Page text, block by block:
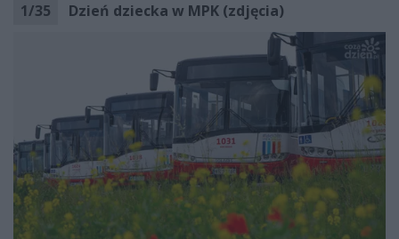
1/35 Dzień dziecka w MPK (zdjęcia)